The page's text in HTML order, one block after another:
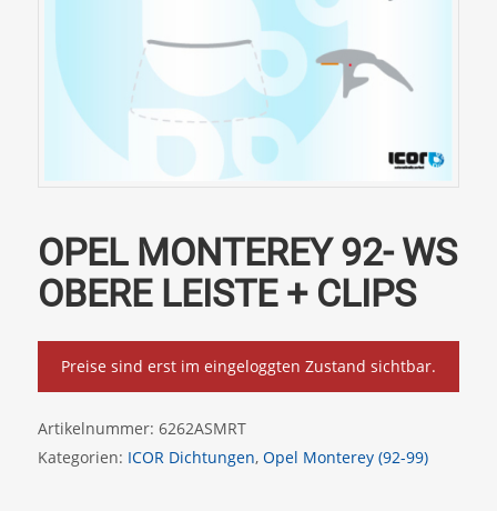
OPEL MONTEREY 92- WS
OBERE LEISTE + CLIPS
Preise sind erst im eingeloggten Zustand sichtbar.
Artikelnummer: 6262ASMRT
Kategorien: ICOR Dichtungen, Opel Monterey (92-99)